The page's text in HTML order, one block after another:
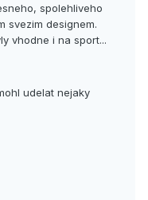
spolehliveho
svezim designem.
vhodne i na sport...
udelat nejaky